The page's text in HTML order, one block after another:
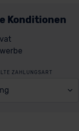
Konditionen
ZAHLUNGSART